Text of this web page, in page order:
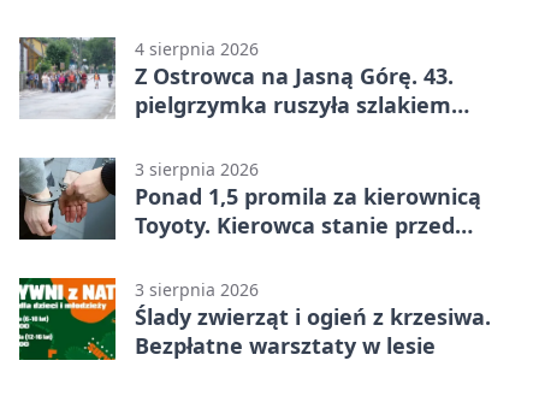
4 sierpnia 2026
Z Ostrowca na Jasną Górę. 43.
pielgrzymka ruszyła szlakiem
3 sierpnia 2026
Ponad 1,5 promila za kierownicą
Toyoty. Kierowca stanie przed
3 sierpnia 2026
Ślady zwierząt i ogień z krzesiwa.
Bezpłatne warsztaty w lesie